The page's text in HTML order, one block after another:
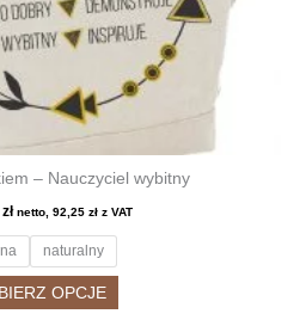
– Nauczyciel wybitny
zł netto, 92,25 zł z VAT
naturalny
OPCJE